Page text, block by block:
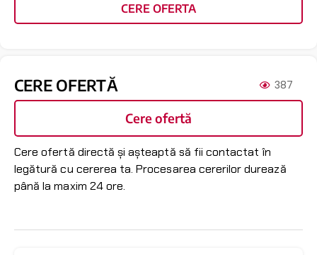
CERE OFERTA
CERE OFERTĂ 387
Cere ofertă
Cere ofertă directă și așteaptă să fii contactat în
legătură cu cererea ta. Procesarea cererilor durează
până la maxim 24 ore.